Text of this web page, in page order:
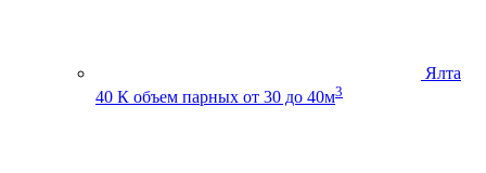
Ялта
40 К объем парных от 30 до 40м3